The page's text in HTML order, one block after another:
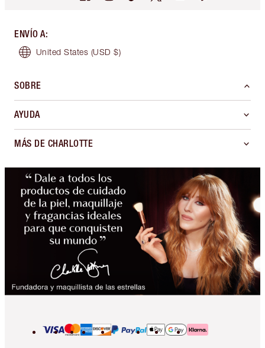
ENVÍO A:
United States (USD $)
SOBRE
AYUDA
MÁS DE CHARLOTTE